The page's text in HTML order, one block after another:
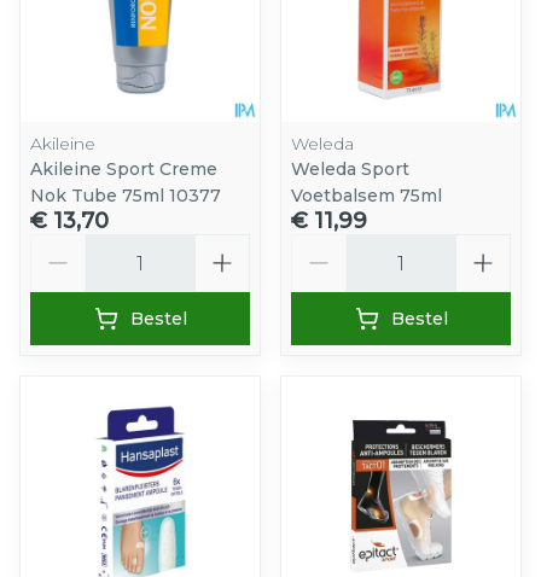
Akileine
Akileine Sport Creme
Nok Tube 75ml 10377
€ 13,70
Bestel
Weleda
Weleda Sport
Voetbalsem 75ml
€ 11,99
Bestel